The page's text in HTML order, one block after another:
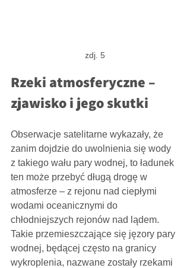
zdj. 5
Rzeki atmosferyczne –
zjawisko i jego skutki
Obserwacje satelitarne wykazały, że
zanim dojdzie do uwolnienia się wody
z takiego wału pary wodnej, to ładunek
ten może przebyć długą drogę w
atmosferze – z rejonu nad ciepłymi
wodami oceanicznymi do
chłodniejszych rejonów nad lądem.
Takie przemieszczające się jęzory pary
wodnej, będącej często na granicy
wykroplenia, nazwane zostały rzekami